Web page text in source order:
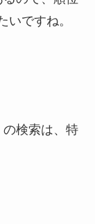
いですね。
検索は、特